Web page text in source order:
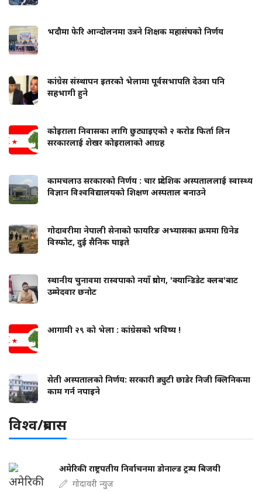
भदौमा फेरि आन्दोलनमा उत्रने शिक्षक महासंघको निर्णय
कांग्रेस संस्थापन इतरको भेलामा पूर्वसभापति देउवा पनि
सहभागी हुने
कोइराला निवासका लागि छुट्याइएको २ करोड फिर्ता लिन
सरकारलाई शेखर कोइरालाको आग्रह
कामचलाउ सरकारको निर्णय : चार प्रादेशिक अस्पताललाई स्वास्थ्य
विज्ञान विश्वविद्यालयको शिक्षण अस्पताल बनाउने
गोदावरीमा नेपाली सेनाको फायरिङ अभ्यासका क्रममा ग्रिनेड
विस्फोट, दुई सैनिक घाइते
स्थानीय चुनावमा रास्वपाको नयाँ प्रयोग, 'क्यान्डिडेट क्लब'बाट
उम्मेदवार छनोट
आगामी २९ को भेला : कांग्रेसको भविष्य !
सेती अस्पतालको निर्णय: सरकारी ड्युटी छाडेर निजी क्लिनिकमा
काम गर्न नपाइने
विश्व/प्रबास
अमेरिकी राष्ट्रपतीय निर्वाचनमा डोनाल्ड ट्रम्प बिजयी
गोदावरी न्युज